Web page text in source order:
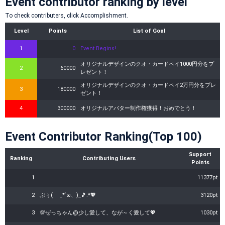
To check contributers, click Accomplishment.
Level Points List of Goal
1 0 Event Begins!
2 60000
オリジナルデザインのクオ・カードペイ1000円分をプ
レゼント！
3 180000
オリジナルデザインのクオ・カードペイ2万円分をプレ
ゼント！
4 300000 オリジナルアバター制作権獲得！おめでとう！
Event Contributor Ranking(Top 100)
Ranking Contributing Users
Support
Points
1 11377pt
2 ぷぅ( _*`ω、)_🎵.*💖 3120pt
3 💯ぜっちゃん@少し愛して、なが～く愛して💖 1030pt